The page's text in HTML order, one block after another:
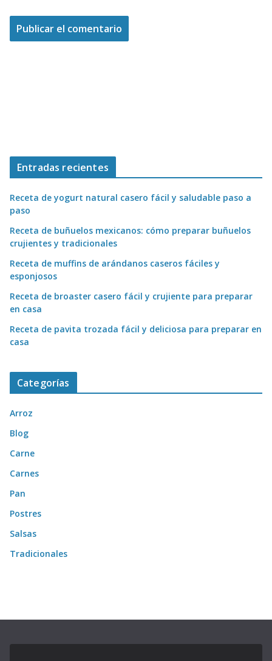
Entradas recientes
Receta de yogurt natural casero fácil y saludable paso a
paso
Receta de buñuelos mexicanos: cómo preparar buñuelos
crujientes y tradicionales
Receta de muffins de arándanos caseros fáciles y
esponjosos
Receta de broaster casero fácil y crujiente para preparar
en casa
Receta de pavita trozada fácil y deliciosa para preparar en
casa
Categorías
Arroz
Blog
Carne
Carnes
Pan
Postres
Salsas
Tradicionales